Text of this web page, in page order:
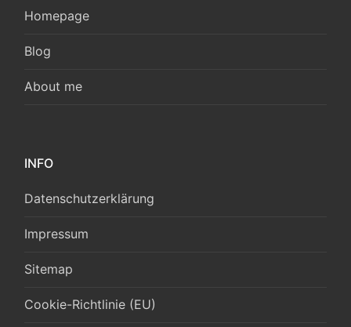
Homepage
Blog
About me
INFO
Datenschutzerklärung
Impressum
Sitemap
Cookie-Richtlinie (EU)